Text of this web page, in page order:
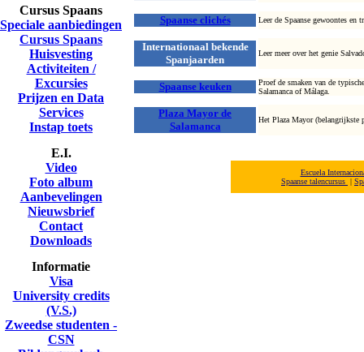
Cursus Spaans
Speciale aanbiedingen
Cursus Spaans
Huisvesting
Activiteiten /
Excursies
Prijzen en Data
Services
Instap toets
E.I.
Video
Foto album
Aanbevelingen
Nieuwsbrief
Contact
Downloads
Informatie
Visa
University credits
(V.S.)
Zweedse studenten -
CSN
Spaanse clichés Leer de Spaanse gewoontes en
Internationaal bekende
Spanjaarden
Leer meer over het genie
Spaanse keuken
Proef de smaken van de
Salamanca of Málaga.
Plaza Mayor de
Salamanca
Het Plaza Mayor (belangrijkste
Escuela
Spaanse talencursus |